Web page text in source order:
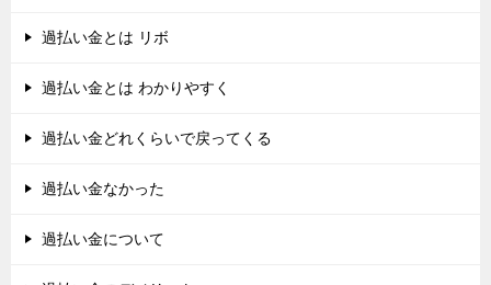
過払い金とは リボ
過払い金とは わかりやすく
過払い金どれくらいで戻ってくる
過払い金なかった
過払い金について